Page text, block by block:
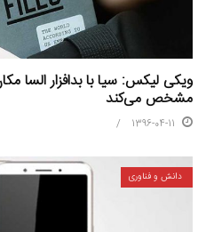
ویکی لیکس: سیا با بدافزار السا
مشخص می‌کند
1396-04-11
دانش و فناوری